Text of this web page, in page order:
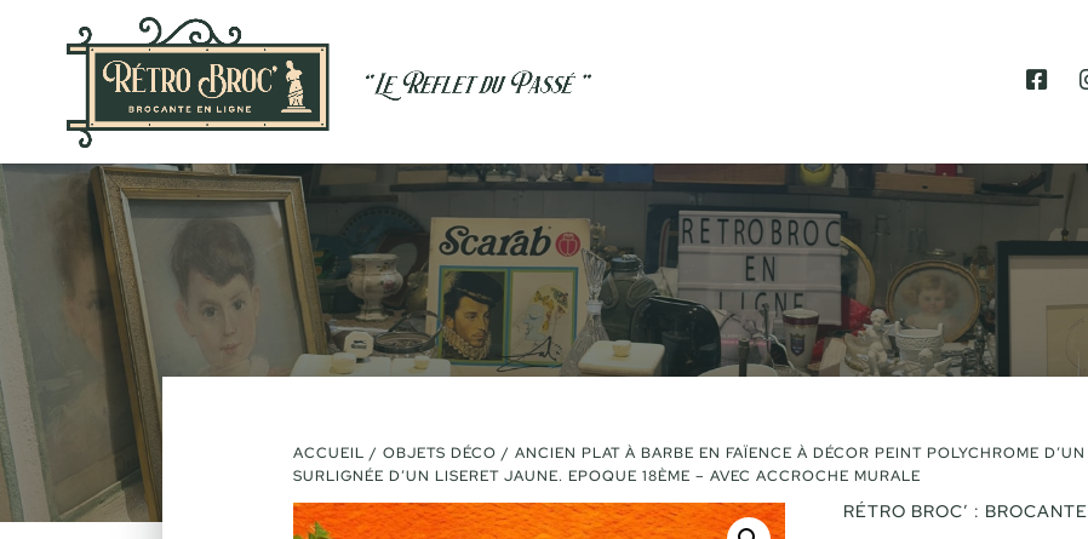
O
K
ACCUEIL / OBJETS DÉCO / ANCIEN PLAT À BARBE EN FAÏENCE À DÉCOR PEINT POLYCHROME
SURLIGNÉE D’UN LISERET JAUNE. EPOQUE 18ÈME – AVEC ACCROCHE MURALE
RÉTRO BROC’ :